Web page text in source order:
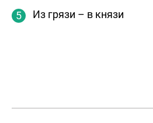
Из грязи – в князи